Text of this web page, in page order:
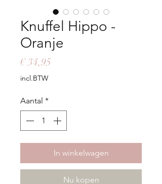
Knuffel Hippo -
Oranje
€ 34,95
incl.BTW
Aantal *
In winkelwagen
Nu kopen